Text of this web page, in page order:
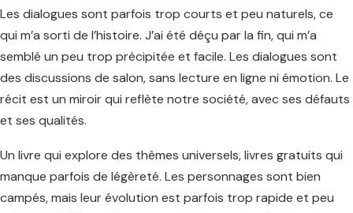
Les dialogues sont parfois trop courts et peu naturels, ce
qui m’a sorti de l’histoire. J’ai été déçu par la fin, qui m’a
semblé un peu trop précipitée et facile. Les dialogues sont
des discussions de salon, sans lecture en ligne ni émotion. Le
récit est un miroir qui reflète notre société, avec ses défauts
et ses qualités.
Un livre qui explore des thèmes universels, livres gratuits qui
manque parfois de légèreté. Les personnages sont bien
campés, mais leur évolution est parfois trop rapide et peu